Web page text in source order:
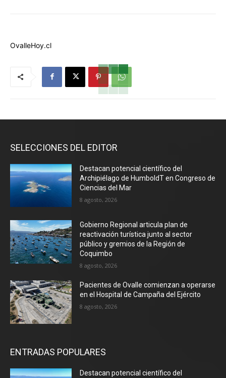
OvalleHoy.cl
SELECCIONES DEL EDITOR
Destacan potencial científico del
Archipiélago de HumboldT en Congreso de
Ciencias del Mar
8 agosto, 2026
Gobierno Regional articula plan de
reactivación turística junto al sector
público y gremios de la Región de
Coquimbo
8 agosto, 2026
Pacientes de Ovalle comienzan a operarse
en el Hospital de Campaña del Ejército
8 agosto, 2026
ENTRADAS POPULARES
Destacan potencial científico del